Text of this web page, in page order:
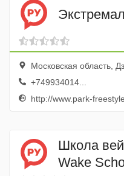
Московская область,
+749934014...
http://www.park-
Школа
Wake